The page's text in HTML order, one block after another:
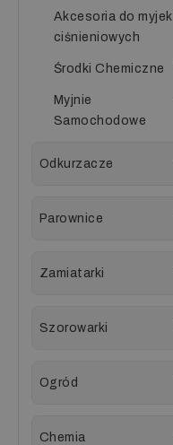
Akcesoria do myjek
ciśnieniowych
Środki Chemiczne
Myjnie
Samochodowe
Odkurzacze
Parownice
Zamiatarki
Szorowarki
Ogród
Chemia